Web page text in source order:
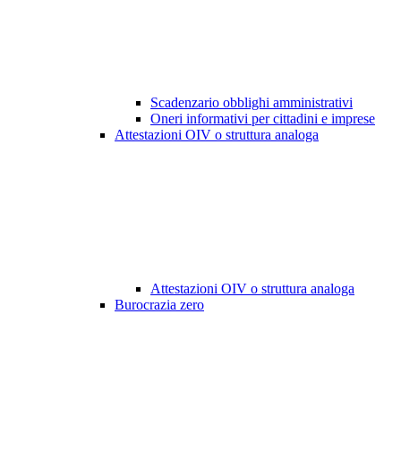
Scadenzario obblighi amministrativi
Oneri informativi per cittadini e imprese
Attestazioni OIV o struttura analoga
Attestazioni OIV o struttura analoga
Burocrazia zero